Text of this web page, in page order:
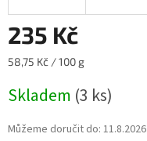
235 Kč
Měrná
58,75 Kč / 100 g
Skladem (3 ks)
Můžeme doručit do: 11.8.2026